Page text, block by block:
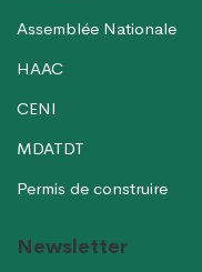
Assemblée Nationale
HAAC
CENI
MDATDT
Permis de construire
Newsletter